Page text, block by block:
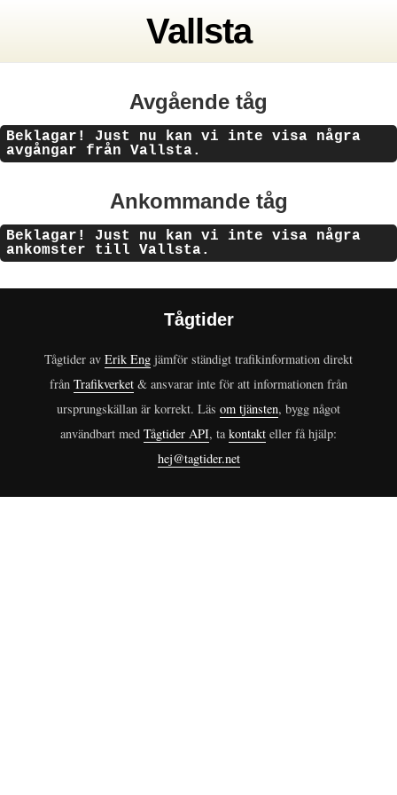
Vallsta
Avgående tåg
Beklagar! Just nu kan vi inte visa några
avgångar från Vallsta.
Ankommande tåg
Beklagar! Just nu kan vi inte visa några
ankomster till Vallsta.
Tågtider
Tågtider av Erik Eng jämför ständigt trafikinformation direkt
från Trafikverket & ansvarar inte för att informationen från
ursprungskällan är korrekt. Läs om tjänsten, bygg något
användbart med Tågtider API, takontakt eller få hjälp:
hej@tagtider.net